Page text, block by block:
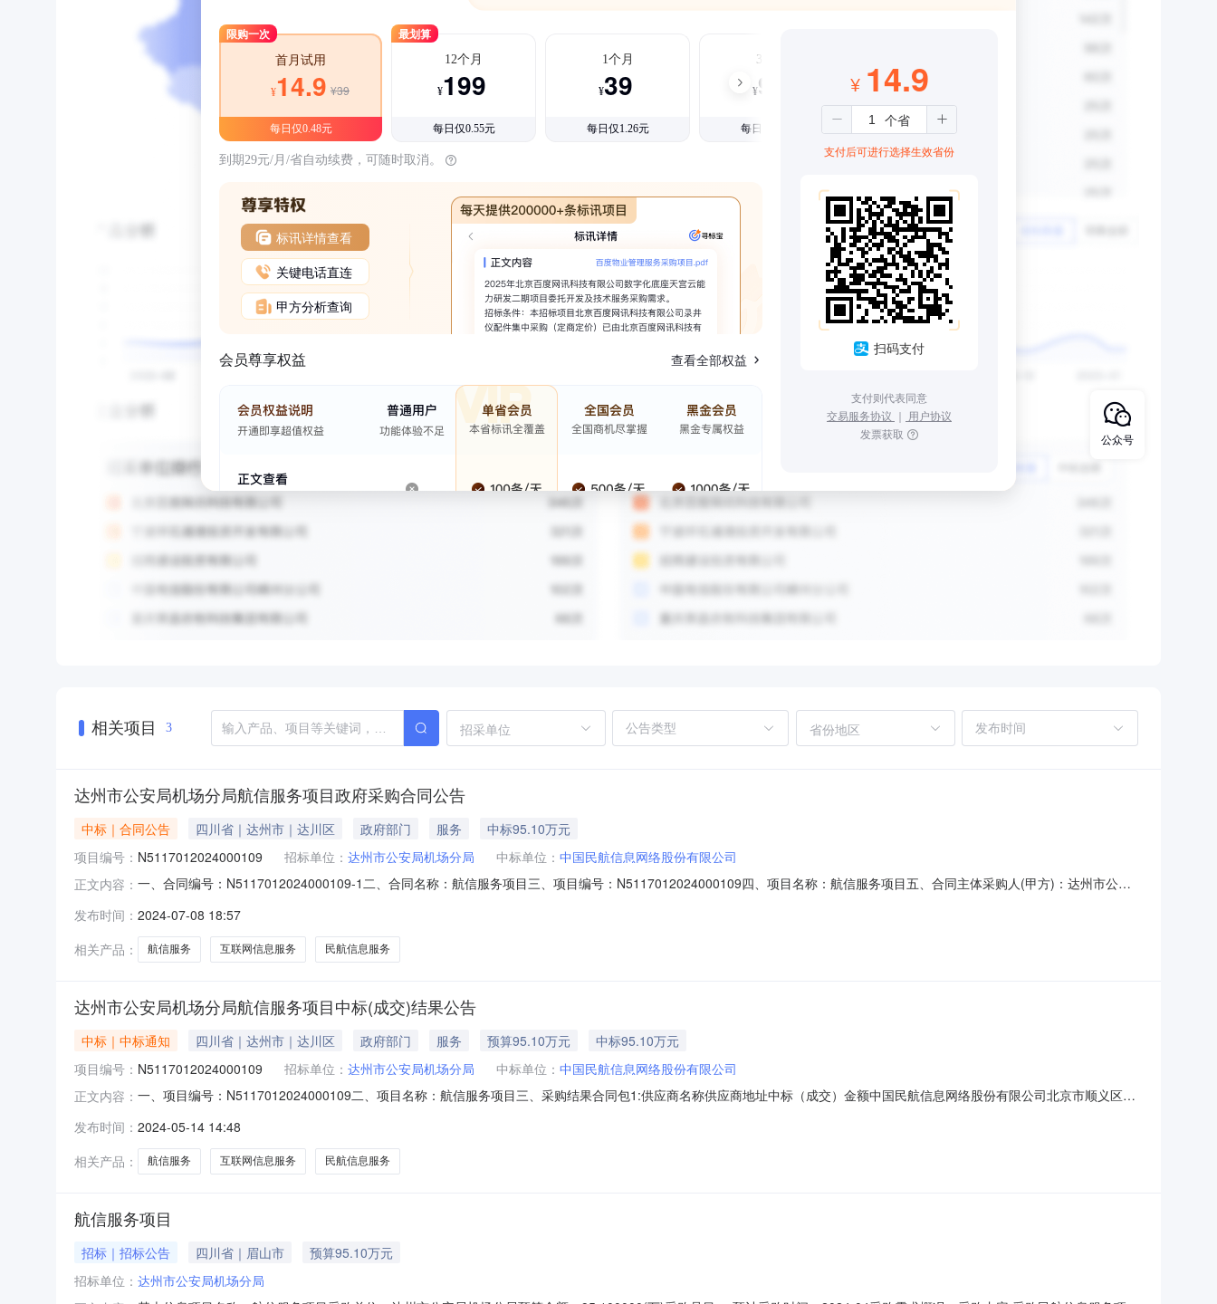
限购一次
首月试用
¥14.9 ¥39
每日仅0.48元
最划算
12个月
¥199
每日仅0.55元
1个月
¥39
每日仅1.26元
3个月
¥99
每日仅1.08元
到期29元/月/省自动续费，可随时取消。
标讯详情查看
关键电话直连
甲方分析查询
会员尊享权益 查看全部权益
¥ 14.9
支付后可进行选择生效省份
扫码支付
支付则代表同意
交易服务协议 ｜ 用户协议
发票获取
相关项目 3 招采单位 省份地区
达州市公安局机场分局航信服务项目政府采购合同公告
中标｜合同公告 四川省｜达州市｜达川区 政府部门 服务
中标95.10万元
项目编号： N5117012024000109 招标单位： 达州市公安局机场分局 中标单位： 中国民航信息网络股份有限公司
正文内容： 一、合同编号：N5117012024000109-1二、合同名称：航信服务项目三、项目编号：N5117012024000109四、项目名称：航信服务项目五、合同主体采购人(甲方)：达州市公安
民大街7号联系方式：010-57651105六、合同主要信息主要标的：序号名称数量(单位)单价(元)总价(元)规格型号/服务要求1民航信息服务13,585,71
发布时间： 2024-07-08 18:57
相关产品：
航信服务 互联网信息服务 民航信息服务
达州市公安局机场分局航信服务项目中标(成交)结果公告
中标｜中标通知 四川省｜达州市｜达川区 政府部门 服务 预算95.10万元
中标95.10万元
项目编号： N5117012024000109 招标单位： 达州市公安局机场分局 中标单位： 中国民航信息网络股份有限公司
正文内容： 一、项目编号：N5117012024000109二、项目名称：航信服务项目三、采购结果合同包1:供应商名称供应商地址中标（成交）金额中国民航信息网络股份有限公司北京市顺义区后
(元)1-1互联网信息服务民航信息服务1、进出港数据推送服务；2、订座数据推送服务。通过专线+SFTP方式，点对点进行民航信息传输，保证数据安全(报价不包含专线费用)。自合
发布时间： 2024-05-14 14:48
相关产品：
航信服务 互联网信息服务 民航信息服务
航信服务项目
招标｜招标公告 四川省｜眉山市
预算95.10万元
招标单位： 达州市公安局机场分局
公众号